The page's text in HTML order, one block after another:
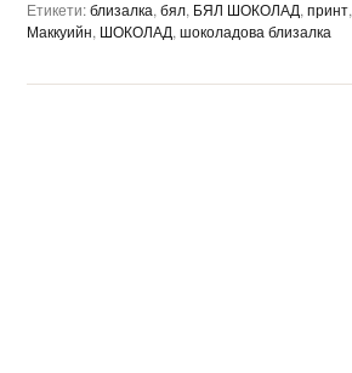
Етикети:близалка, бял, БЯЛ ШОКОЛАД, принт,
Маккуийн, ШОКОЛАД, шоколадова близалка